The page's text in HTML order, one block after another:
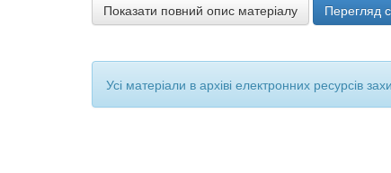
Показати повний опис матеріалу Перегляд
Усі матеріали в архіві електронних ресурсів